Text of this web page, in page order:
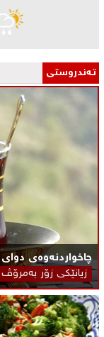
تـه‌ندروستی
چاخواردنەوەی
زیانێكی زۆر